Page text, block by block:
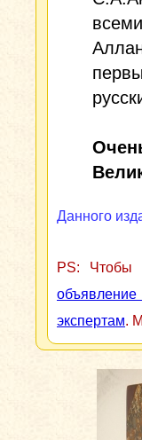
Данного
PS: Чтобы
экспертам.